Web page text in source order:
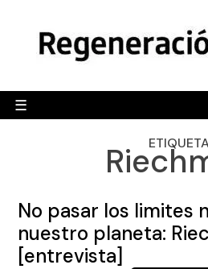
content
☰
POLÍTICA
OPINIÓN
ENGLISH
No pasar los limites
nuestro planeta:
[entrevista]